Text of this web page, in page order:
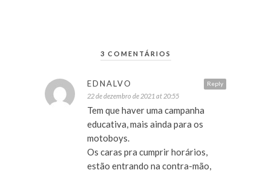
3 COMENTÁRIOS
Reply
EDNALVO
22 de dezembro de 2021 at 20:55
Tem que haver uma campanha
educativa, mais ainda para os
motoboys.
Os caras pra cumprir horários,
estão entrando na contra-mão,